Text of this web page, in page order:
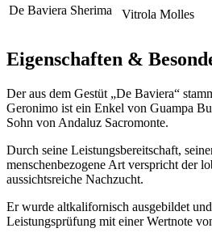
De Baviera Sherima
Vitrola Molles
Eigenschaften &
Der aus dem Gestüt „De Baviera“
Geronimo ist ein Enkel von Guampa
Sohn von Andaluz Sacromonte.
Durch seine Leistungsbereitschaft,
menschenbezogene Art verspricht der
aussichtsreiche Nachzucht.
Er wurde altkalifornisch ausgebildet
Leistungsprüfung mit einer Wertnote